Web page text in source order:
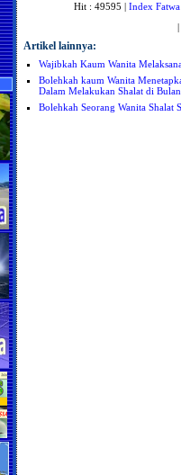
Hit : 49595 | Index Fatwa
|
Artikel lainnya:
Wajibkah Kaum Wanita
Bolehkah kaum Wanita
Dalam Melakukan Shalat di
Bolehkah Seorang Wanita Shalat